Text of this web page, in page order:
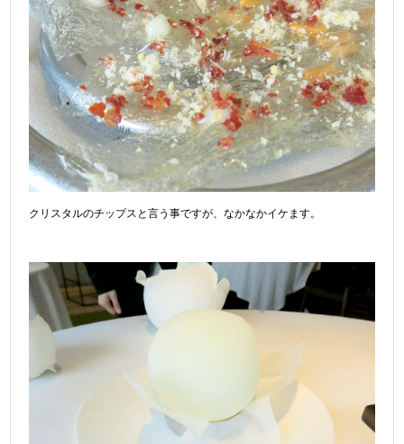
クリスタルのチップスと言う事ですが、なかなかイケます。